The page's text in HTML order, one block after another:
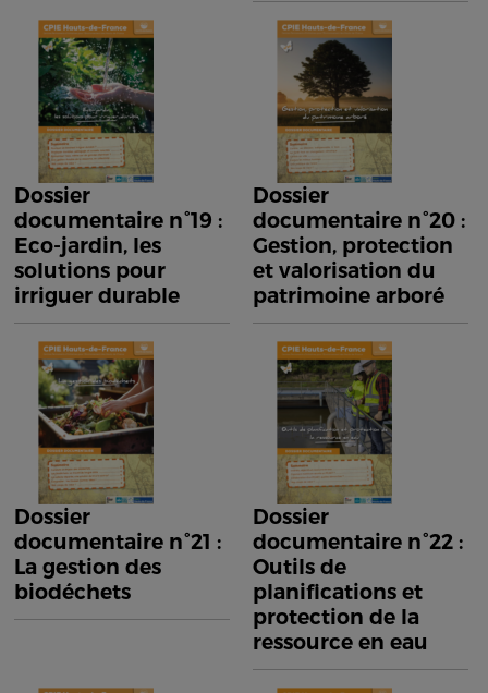
Dossier
documentaire n°19 :
Eco-jardin, les
solutions pour
irriguer durable
Dossier
documentaire n°20 :
Gestion, protection
et valorisation du
patrimoine arboré
Dossier
documentaire n°21 :
La gestion des
biodéchets
Dossier
documentaire n°22 :
Outils de
planifications et
protection de la
ressource en eau